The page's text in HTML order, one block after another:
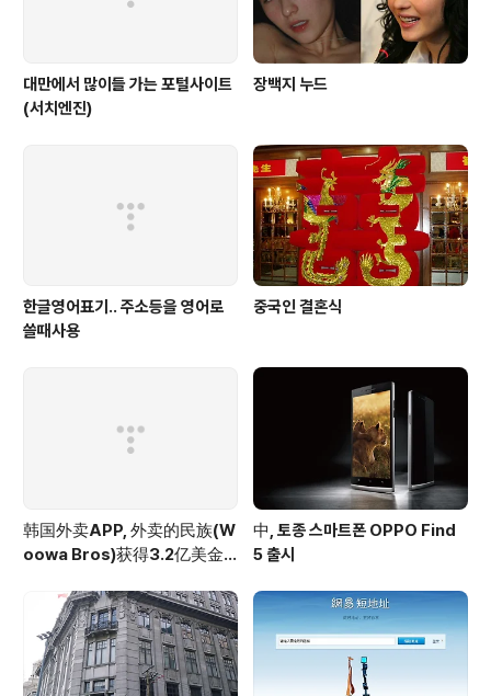
대만에서 많이들 가는 포털사이트
(서치엔진)
장백지 누드
한글영어표기.. 주소등을 영어로
쓸때사용
중국인 결혼식
韩国外卖APP, 外卖的民族(W
oowa Bros)获得3.2亿美金
中, 토종 스마트폰 OPPO Find
5 출시